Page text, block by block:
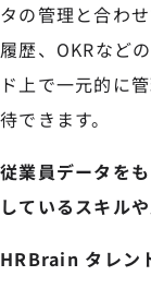
タの管理と合わ
履歴、OKRなど
ド上で一元的に
待できます。
従業員データを
しているスキル
HRBrain タレン